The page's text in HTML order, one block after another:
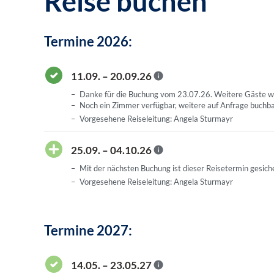
Termine 2026:
11.09. – 20.09.26
Danke für die Buchung vom 23.07.26. Weitere Gäste
Noch ein Zimmer verfügbar, weitere auf Anfrage
Vorgesehene Reiseleitung: Angela Sturmayr
25.09. – 04.10.26
Mit der nächsten Buchung ist dieser Reisetermin
Vorgesehene Reiseleitung: Angela Sturmayr
Termine 2027:
14.05. – 23.05.27